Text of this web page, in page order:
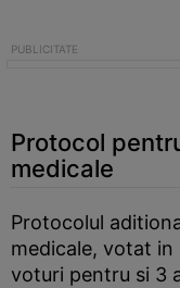
Protocol
medicale
Protocolul
medicale, votat in
voturi pentru si 3